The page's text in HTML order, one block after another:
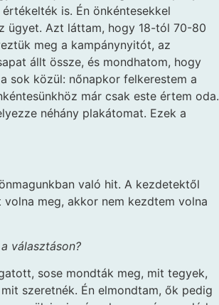
is. Én önkéntesekkel
ügyet. Azt láttam, hogy 18-tól 70-80
meg a kampánynyitót, az
állt össze, és mondhatom, hogy
sok közül: nőnapkor felkerestem a
már csak este értem oda.
néhány plakátomat. Ezek a
való hit. A kezdetektől
meg, akkor nem kezdtem volna
választáson?
sose mondták meg, mit tegyek,
szeretnék. Én elmondtam, ők pedig